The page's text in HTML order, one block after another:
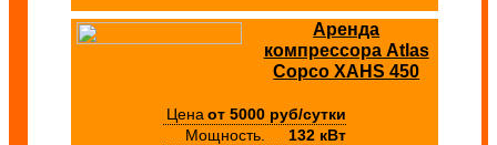
Аренда
компрессора Atlas
Copco XAHS 450
Цена от 5000 руб/сутки
Мощность.
132 кВт